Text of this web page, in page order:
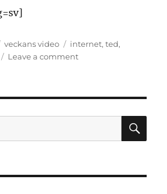
Categories
veckans video Tags
internet,ted,
Leave a commenton
video
undervisningen